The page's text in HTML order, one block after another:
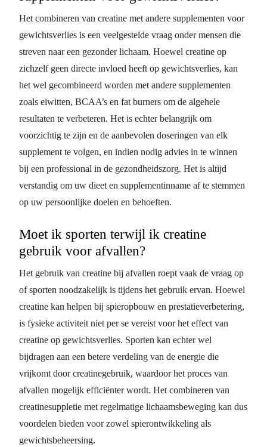
Het combineren van creatine met andere supplementen voor
gewichtsverlies is een veelgestelde vraag onder mensen die
streven naar een gezonder lichaam. Hoewel creatine op
zichzelf geen directe invloed heeft op gewichtsverlies, kan
het wel gecombineerd worden met andere supplementen
zoals eiwitten, BCAA’s en fat burners om de algehele
resultaten te verbeteren. Het is echter belangrijk om
voorzichtig te zijn en de aanbevolen doseringen van elk
supplement te volgen, en indien nodig advies in te winnen
bij een professional in de gezondheidszorg. Het is altijd
verstandig om uw dieet en supplementinname af te stemmen
op uw persoonlijke doelen en behoeften.
Moet ik sporten terwijl ik creatine
gebruik voor afvallen?
Het gebruik van creatine bij afvallen roept vaak de vraag op
of sporten noodzakelijk is tijdens het gebruik ervan. Hoewel
creatine kan helpen bij spieropbouw en prestatieverbetering,
is fysieke activiteit niet per se vereist voor het effect van
creatine op gewichtsverlies. Sporten kan echter wel
bijdragen aan een betere verdeling van de energie die
vrijkomt door creatinegebruik, waardoor het proces van
afvallen mogelijk efficiënter wordt. Het combineren van
creatinesuppletie met regelmatige lichaamsbeweging kan dus
voordelen bieden voor zowel spierontwikkeling als
gewichtsbeheersing.